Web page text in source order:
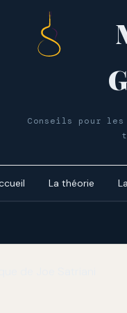
Conseils pour
La théorie